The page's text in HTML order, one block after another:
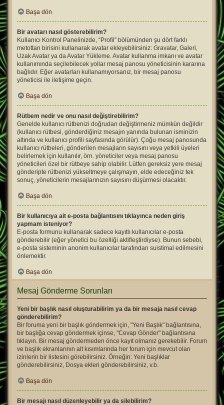
Başa dön
Bir avatarı nasıl gösterebilirim?
Kullanıcı Kontrol Panelinizde, “Profil” bölümünden şu dört farklı
metottan birisini kullanarak avatar ekleyebilirsiniz: Gravatar, Galeri,
Uzak Avatar ya da Avatar Yükleme. Avatar kullanma imkanı ve avatar
kullanımında seçilebilecek yollar mesaj panosu yöneticisinin kararına
bağlıdır. Eğer avatarları kullanamıyorsanız, bir mesaj panosu
yöneticisi ile iletişime geçin.
Başa dön
Rütbem nedir ve onu nasıl değiştirebilirim?
Genelde kullanıcı rütbenizi doğrudan değiştirmeniz mümkün değildir
(kullanıcı rütbesi, gönderdiğiniz mesajın yanında bulunan isminizin
altında ve kullanıcı profili sayfasında görülür). Çoğu mesaj panosunda
kullanıcı rütbeleri, gönderilen mesajların sayısını veya yetkili üyeleri
belirlemek için kullanılır, örn. yöneticiler veya mesaj panosu
yöneticileri özel bir rütbeye sahip olabilir. Lütfen gereksiz yere mesaj
gönderipte rütbenizi yükseltmeye çalışmayın, elde edeceğiniz tek
sonuç, yöneticilerin mesajlarınızın sayısını düşürmesi olacaktır.
Başa dön
Bir kullanıcıya ait e-posta bağlantısını tıklayınca neden giriş
yapmam isteniyor?
E-posta formunu kullanarak sadece kayıtlı kullanıcılar e-posta
gönderebilir (eğer yönetici bu özelliği aktifleştirdiyse). Bunun sebebi,
e-posta sisteminin anonim kullanıcılar tarafından suistimal edilmesini
önlemektir.
Başa dön
Mesaj Gönderme Sorunları
Yeni bir başlık nasıl oluşturabilirim ya da bir mesaja nasıl cevap
gönderebilirim?
Bir foruma yeni bir başlık göndermek için, "Yeni Başlık" bağlantısına,
bir başlığa cevap göndermek içinse, "Cevap Gönder" bağlantısına
tıklayın. Bir mesaj göndermeden önce kayıt olmanız gerekebilir. Forum
ve başlık ekranlarının alt kısımlarında her forum için mevcut olan
izinlerin bir listesini görebilirsiniz. Örneğin: Yeni başlıklar
gönderebilirsiniz, Dosya ekleri gönderebilirsiniz, v.b.
Başa dön
Bir mesajı nasıl düzenleyebilir ya da silebilirim?